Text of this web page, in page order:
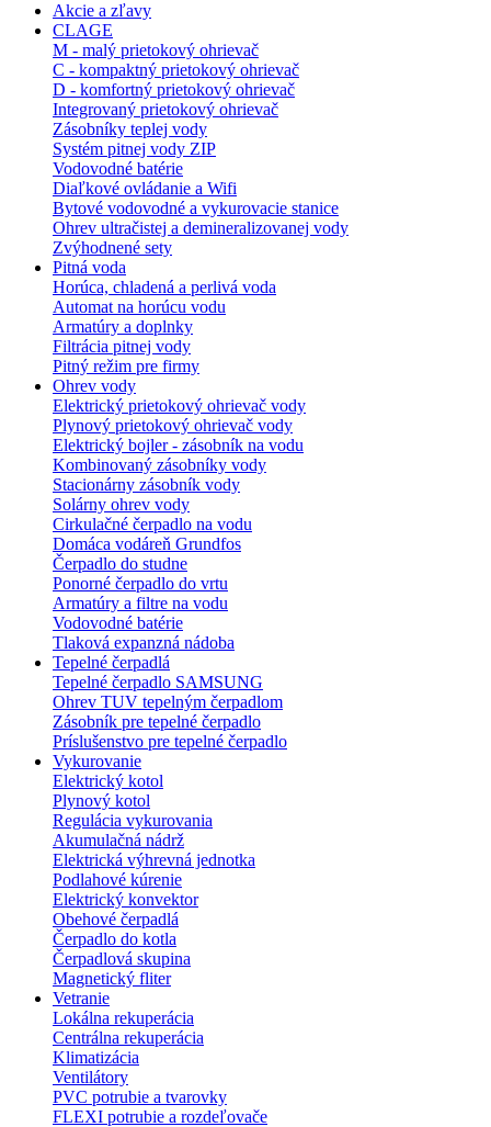
Akcie a zľavy
CLAGE
M - malý prietokový ohrievač
C - kompaktný prietokový ohrievač
D - komfortný prietokový ohrievač
Integrovaný prietokový ohrievač
Zásobníky teplej vody
Systém pitnej vody ZIP
Vodovodné batérie
Diaľkové ovládanie a Wifi
Bytové vodovodné a vykurovacie stanice
Ohrev ultračistej a demineralizovanej vody
Zvýhodnené sety
Pitná voda
Horúca, chladená a perlivá voda
Automat na horúcu vodu
Armatúry a doplnky
Filtrácia pitnej vody
Pitný režim pre firmy
Ohrev vody
Elektrický prietokový ohrievač vody
Plynový prietokový ohrievač vody
Elektrický bojler - zásobník na vodu
Kombinovaný zásobníky vody
Stacionárny zásobník vody
Solárny ohrev vody
Cirkulačné čerpadlo na vodu
Domáca vodáreň Grundfos
Čerpadlo do studne
Ponorné čerpadlo do vrtu
Armatúry a filtre na vodu
Vodovodné batérie
Tlaková expanzná nádoba
Tepelné čerpadlá
Tepelné čerpadlo SAMSUNG
Ohrev TUV tepelným čerpadlom
Zásobník pre tepelné čerpadlo
Príslušenstvo pre tepelné čerpadlo
Vykurovanie
Elektrický kotol
Plynový kotol
Regulácia vykurovania
Akumulačná nádrž
Elektrická výhrevná jednotka
Podlahové kúrenie
Elektrický konvektor
Obehové čerpadlá
Čerpadlo do kotla
Čerpadlová skupina
Magnetický fliter
Vetranie
Lokálna rekuperácia
Centrálna rekuperácia
Klimatizácia
Ventilátory
PVC potrubie a tvarovky
FLEXI potrubie a rozdeľovače